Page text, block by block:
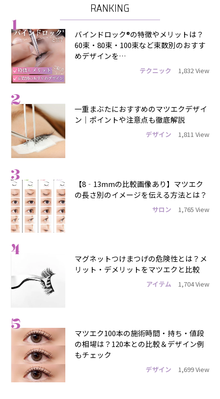
RANKING
1
バインドロック®の特徴やメリットは？
60束・80束・100束など束数別のおすす
めデザインを…
テクニック 1,832 View
2
一重まぶたにおすすめのマツエクデザイ
ン｜ポイントや注意点も徹底解説
デザイン 1,811 View
3
【8‐13mmの比較画像あり】マツエク
の長さ別のイメージを伝える方法とは？
サロン 1,765 View
4
マグネットつけまつげの危険性とは？メ
リット・デメリットをマツエクと比較
アイテム 1,704 View
5
マツエク100本の施術時間・持ち・値段
の相場は？120本との比較＆デザイン例
もチェック
デザイン 1,699 View